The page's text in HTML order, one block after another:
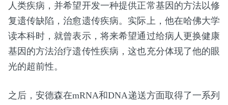
人类疾病，并希望开发一种提供正常基因的方法以修
复遗传缺陷，治愈遗传疾病。实际上，他在哈佛大学
读本科时，就曾表示，将来希望通过给病人更换健康
基因的方法治疗遗传性疾病，这也充分体现了他的眼
光的超前性。
之后，安德森在mRNA和DNA递送方面取得了一系列